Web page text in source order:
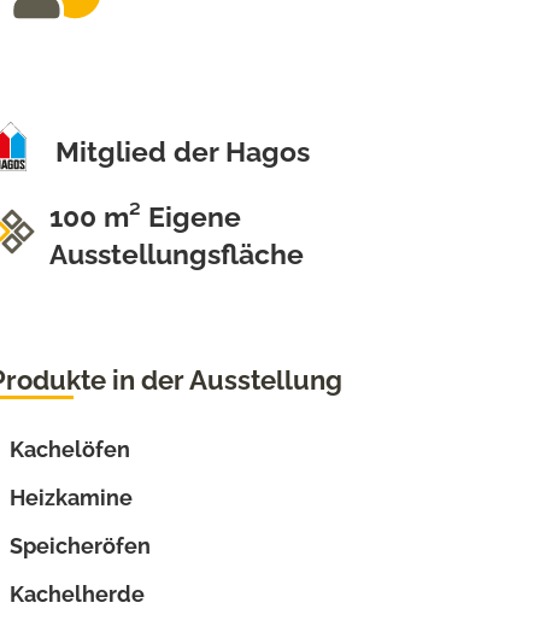
Mitglied der Hagos
100 m² Eigene
Ausstellungsfläche
in der Ausstellung
Kachelöfen
Heizkamine
Speicheröfen
Kachelherde